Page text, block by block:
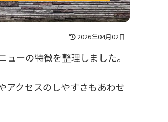
2026年04月02日
ーの特徴を整理しました。
アクセスのしやすさもあわせ